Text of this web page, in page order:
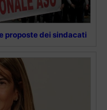
proposte dei sindacati